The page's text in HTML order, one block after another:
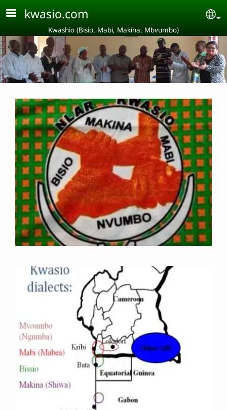
Aller au contenu principal
kwasio.com
Kwashio (Bisio, Mabi, Makina, Mbvumbo)